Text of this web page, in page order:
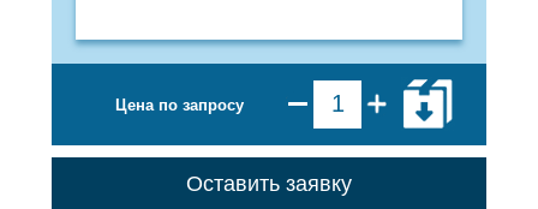
Цена по запросу
Оставить заявку